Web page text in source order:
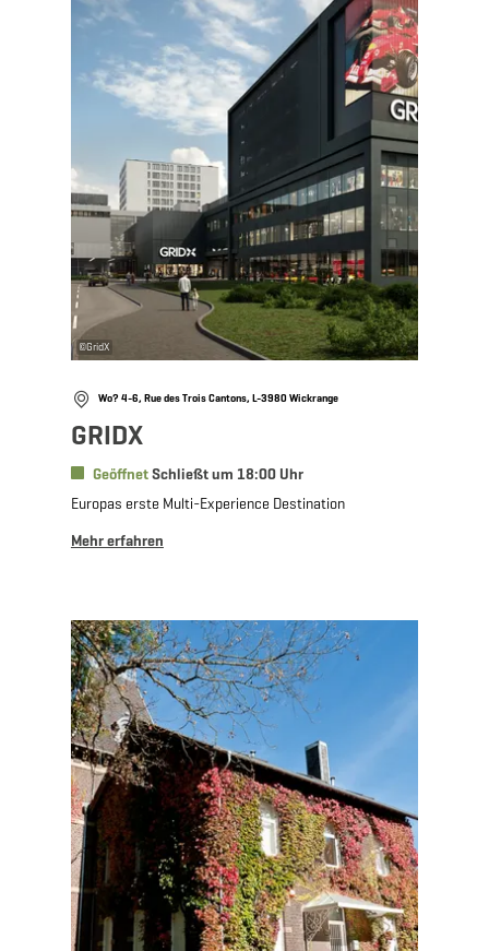
©GridX
Wo? 4-6, Rue des Trois Cantons, L-3980 Wickrange
GRIDX
GeöffnetSchließt um 18:00 Uhr
Europas erste Multi-Experience Destination
Mehr erfahren